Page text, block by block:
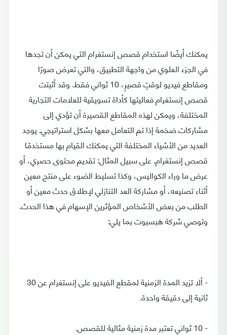
يمكنك أيضًا استخدام قصص إنستغرام التي يمكن أن تجدها
في الجزء العلوي من واجهة التطبيق، والتي تعرض صورًا
ومقاطع فيديو لوقتٍ قصيرٍ، 10 ثواني فقط. وقد أثبتت
قصص إنستغرام فعاليتها كأداة تسويقية للعلامات التجارية
المختلفة، ويمكن لهذه المقاطع القصيرة أن تؤدي إلى
مشاركات ضخمة إذا تم التعامل معها بشكل استراتيجي. يوجد
العديد من الأشياء المختلفة التي يمكنك القيام بها مستخدمًا
قصص إنستغرام. على سبيل المثال: تقديم محتوى حصري، أو
عرض ما وراء الكواليس، وكذا تسليط الضوء على منتج معين
أثناء تصنيعه، أو مشاركة العد التنازلي لإطلاق حدث معين أو
الطلب من بعض الأشخاص المؤثرين الإسهام في هذا الحدث.
وتوصي شركة هَبسبوت بما يلي:
- ألا تزيد المدة الزمنية لمقطع الفيديو على إنستغرام عن 30
ثانية إلى دقيقة واحدة.
- 10 ثواني تعتبر مدة زمنية مثالية للقصص.